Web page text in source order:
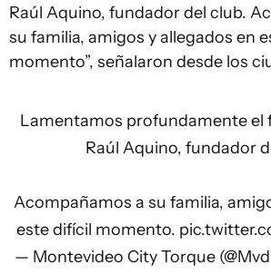
Raúl Aquino, fundador del club.
su familia, amigos y allegados en
momento”, señalaron desde los
Lamentamos profundamente el
Raúl Aquino, fundador
Acompañamos a su familia,
este difícil momento.
— Montevideo City Torque